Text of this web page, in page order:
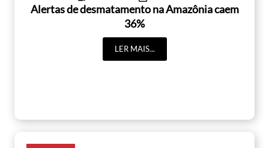
Alertas de desmatamento na Amazônia caem
36%
LER MAIS...